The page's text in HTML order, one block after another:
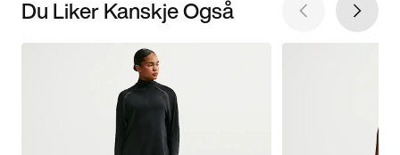
Du Liker Kanskje Også